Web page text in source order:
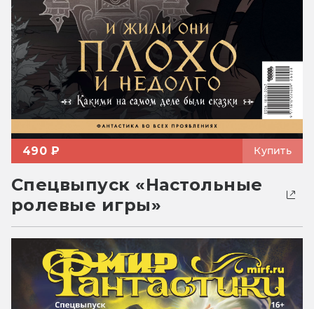
490 ₽ Купить
Спецвыпуск «Настольные
ролевые игры»